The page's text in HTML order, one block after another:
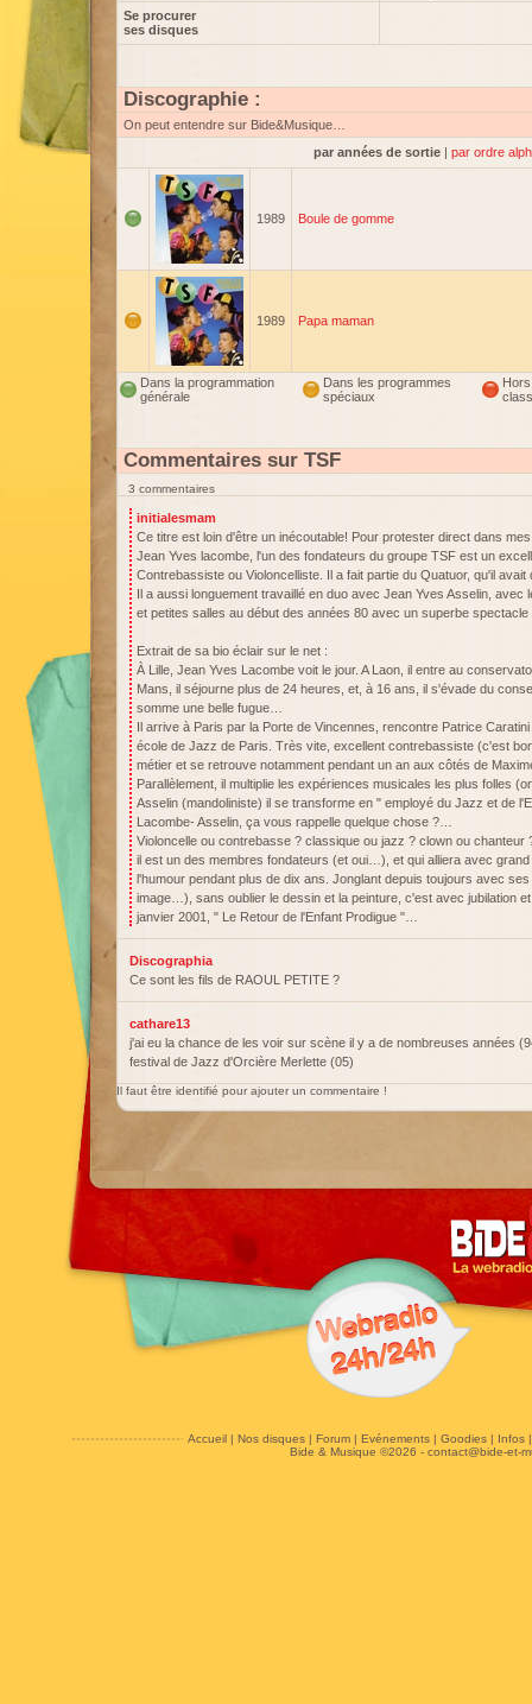
Se procurer
ses disques
Discographie :
On peut entendre sur Bide&Musique…
par années de sortie | par ordre
1989 Boule de gomme
1989 Papa maman
Dans la programmation
générale
Dans les programmes
spéciaux
Hors
Commentaires sur TSF
3 commentaires
initialesmam
Ce titre est loin d'être un inécoutable! Pour protester direct dans
Jean Yves lacombe, l'un des fondateurs du groupe TSF est un
Contrebassiste ou Violoncelliste. Il a fait partie du Quatuor, qu'il avait
Il a aussi longuement travaillé en duo avec Jean Yves Asselin, avec
et petites salles au début des années 80 avec un superbe
Extrait de sa bio éclair sur le net :
À Lille, Jean Yves Lacombe voit le jour. A Laon, il entre au
Mans, il séjourne plus de 24 heures, et, à 16 ans, il s'évade du
somme une belle fugue…
Il arrive à Paris par la Porte de Vincennes, rencontre Patrice
école de Jazz de Paris. Très vite, excellent contrebassiste (c'est
métier et se retrouve notamment pendant un an aux côtés de
Parallèlement, il multiplie les expériences musicales les plus folles
Asselin (mandoliniste) il se transforme en " employé du Jazz et de
Lacombe- Asselin, ça vous rappelle quelque chose ?…
Violoncelle ou contrebasse ? classique ou jazz ? clown ou
il est un des membres fondateurs (et oui…), et qui alliera avec
l'humour pendant plus de dix ans. Jonglant depuis toujours avec
image…), sans oublier le dessin et la peinture, c'est avec jubilation
janvier 2001, " Le Retour de l'Enfant Prodigue "…
Discographia
Ce sont les fils de RAOUL PETITE ?
cathare13
j'ai eu la chance de les voir sur scène il y a de nombreuses années
festival de Jazz d'Orcière Merlette (05)
Il faut être identifié pour ajouter un commentaire !
Accueil| Nos disques| Forum| Evénements| Goodies| Infos
Bide & Musique ©2026 - contact@bide-et-